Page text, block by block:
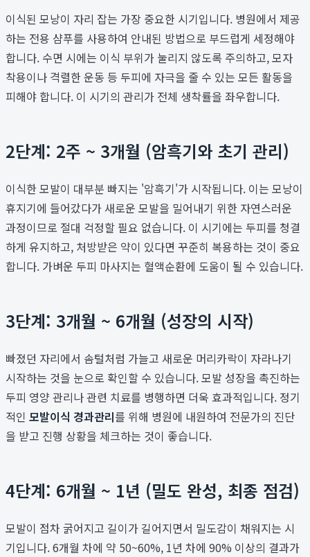
이식된 모낭이 자리 잡는 가장 중요한 시기입니다. 병원에서 제공
하는 전용 샴푸를 사용하여 안내된 방법으로 부드럽게 세정해야
합니다. 수면 시에는 이식 부위가 눌리지 않도록 주의하고, 모자
착용이나 격렬한 운동 등 두피에 자극을 줄 수 있는 모든 활동을
피해야 합니다. 이 시기의 관리가 전체 생착률을 좌우합니다.
2단계: 2주 ~ 3개월 (암흑기와 초기 관리)
이식한 모발이 대부분 빠지는 '암흑기'가 시작됩니다. 이는 모낭이
휴지기에 들어갔다가 새로운 모발을 밀어내기 위한 자연스러운
과정이므로 절대 걱정할 필요 없습니다. 이 시기에는 두피를 청결
하게 유지하고, 처방받은 약이 있다면 꾸준히 복용하는 것이 중요
합니다. 가벼운 두피 마사지는 혈액순환에 도움이 될 수 있습니다.
3단계: 3개월 ~ 6개월 (성장의 시작)
빠졌던 자리에서 솜털처럼 가늘고 새로운 머리카락이 자라나기
시작하는 것을 눈으로 확인할 수 있습니다. 모발 성장을 촉진하는
두피 영양 관리나 관련 치료를 병행하면 더욱 효과적입니다. 정기
적인 모발이식 경과관리를 위해 병원에 내원하여 전문가의 진단
을 받고 진행 상황을 체크하는 것이 좋습니다.
4단계: 6개월 ~ 1년 (밀도 완성, 최종 점검)
모발이 점차 굵어지고 길이가 길어지면서 밀도감이 채워지는 시
기입니다. 6개월 차에 약 50~60%, 1년 차에 90% 이상의 결과가